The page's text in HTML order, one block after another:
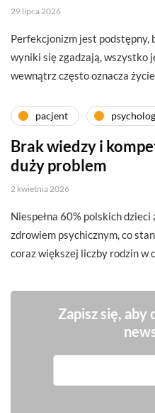
29 lipca 2026
Perfekcjonizm jest podstępny,
wyniki się zgadzają, wszystko
wewnątrz często oznacza
pacjent
Brak wiedzy i
duży problem
2 kwietnia 2026
Niespełna 60% polskich dzieci
zdrowiem psychicznym, co
coraz większej liczby rodzin w
Zapisz się,